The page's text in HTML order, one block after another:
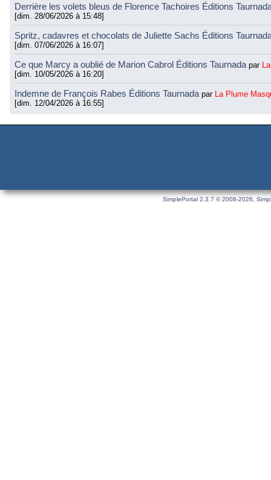
Derrière les volets bleus de Florence Tachoires Éditions
[dim. 28/06/2026 à 15:48]
Spritz, cadavres et chocolats de Juliette Sachs Éditions
[dim. 07/06/2026 à 16:07]
Ce que Marcy a oublié de Marion Cabrol Éditions Taurnada par
[dim. 10/05/2026 à 16:20]
Indemne de François Rabes Éditions Taurnada par
La Plume
[dim. 12/04/2026 à 16:55]
SimplePortal 2.3.7 © 2008-2026,